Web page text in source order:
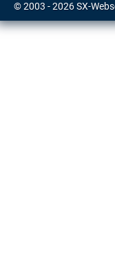
© 2003 - 2026 SX-